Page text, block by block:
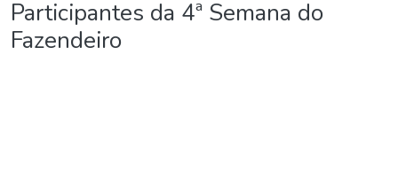
Participantes da 4ª Semana do
Fazendeiro